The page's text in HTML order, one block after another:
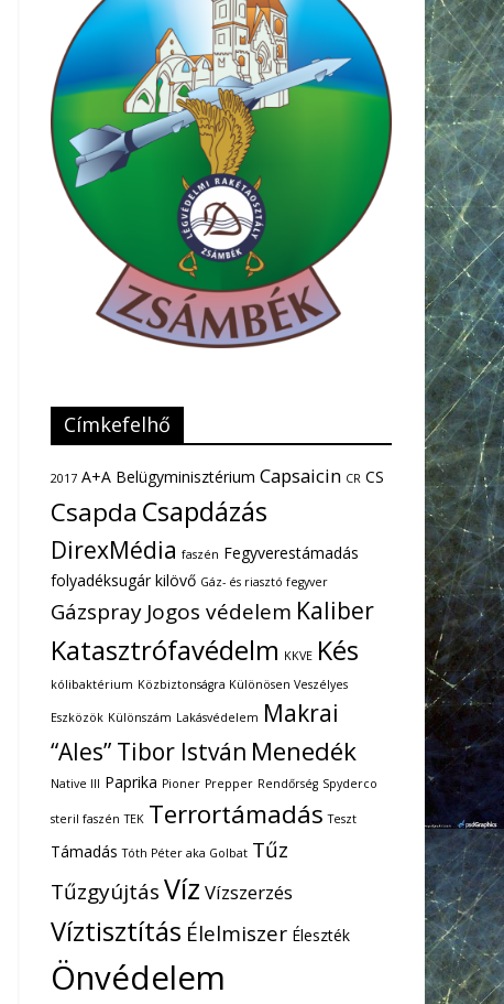
Címkefelhő
2017 A+A Belügyminisztérium Capsaicin CR CS
Csapda Csapdázás
DirexMédia faszén Fegyverestámadás
folyadéksugár kilövő Gáz- és riasztó fegyver
Gázspray Jogos védelem Kaliber
Katasztrófavédelm KKVE Kés
kólibaktérium Közbiztonságra Különösen Veszélyes
Eszközök Különszám Lakásvédelem Makrai
“Ales” Tibor István Menedék
Native III Paprika Pioner Prepper Rendőrség Spyderco
steril faszén TEK Terrortámadás Teszt
Támadás Tóth Péter aka Golbat Tűz
TűzgyújtásVíz Vízszerzés
Víztisztítás Élelmiszer Éleszték
Önvédelem